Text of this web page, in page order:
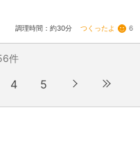
調理時間：約30分 つくったよ 6
件
4 5